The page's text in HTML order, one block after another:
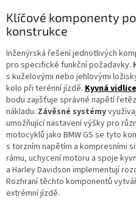
Klíčové komponenty
konstrukce
Inženýrská řešení jednotlivých
pro specifické funkční požadavky.
s kuželovými nebo jehlovými
kolo při terénní jízdě. Kyvná vidlice
bodu zajišťuje správné napětí
nákladu. Závěsné systémy
umožňující nastavení výšky pro
motocyklů jako BMW GS se tyto
s torzním napětím a kompresními
rámu, uchycení motoru a spoje
a Harley Davidson implementují
Rozhraní těchto komponentů
extrémní jízdě.